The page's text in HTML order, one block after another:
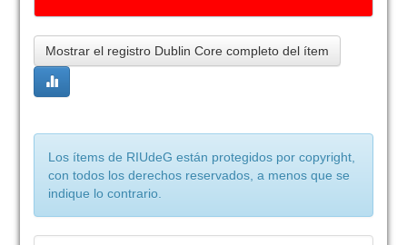
Mostrar el registro Dublin Core completo del ítem
Los ítems de RIUdeG están protegidos por copyright,
con todos los derechos reservados, a menos que se
indique lo contrario.